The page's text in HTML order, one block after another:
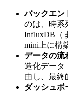
バックエン
のは、時系
InfluxDB（
mini上に構
データの流
造化データ
由し、最終
ダッシュボ